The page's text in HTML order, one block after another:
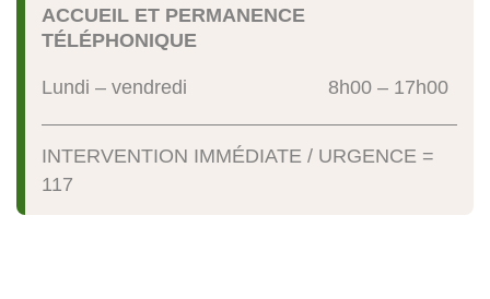
ACCUEIL ET PERMANENCE
TÉLÉPHONIQUE
Lundi – vendredi 8h00 – 17h00
INTERVENTION IMMÉDIATE / URGENCE =
117